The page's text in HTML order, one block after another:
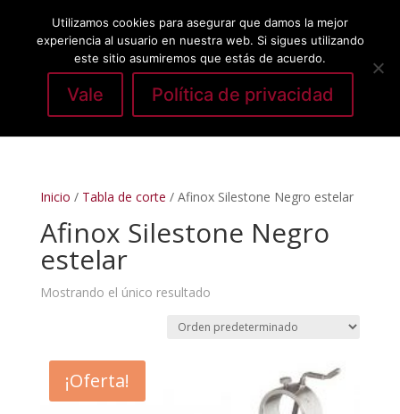
Seleccionar página
Inicio / Tabla de corte / Afinox Silestone Negro estelar
Afinox Silestone Negro
estelar
Mostrando el único resultado
¡Oferta!
Utilizamos cookies para asegurar que damos la mejor
experiencia al usuario en nuestra web. Si sigues utilizando
este sitio asumiremos que estás de acuerdo.
Vale Política de privacidad